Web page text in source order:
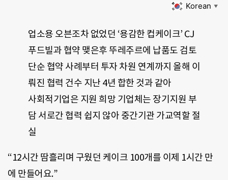
Korean ▼
업소용 오븐조차 없었던 ‘용감한 컵케이크’ CJ
푸드빌과 협약 맺은후 뚜레주르에 납품도 검토
단순 협약 사례부터 투자 차원 연계까지 올해 이
뤄진 협력 건수 지난 4년 합한 것과 같아
사회적기업은 지원 희망 기업체는 장기지원 부
담 서로간 협력 쉽지 않아 중간기관 가교역할 절
실
“12시간 땀흘리며 구웠던 케이크 100개를 이제 1시간 만
에 만들어요.”